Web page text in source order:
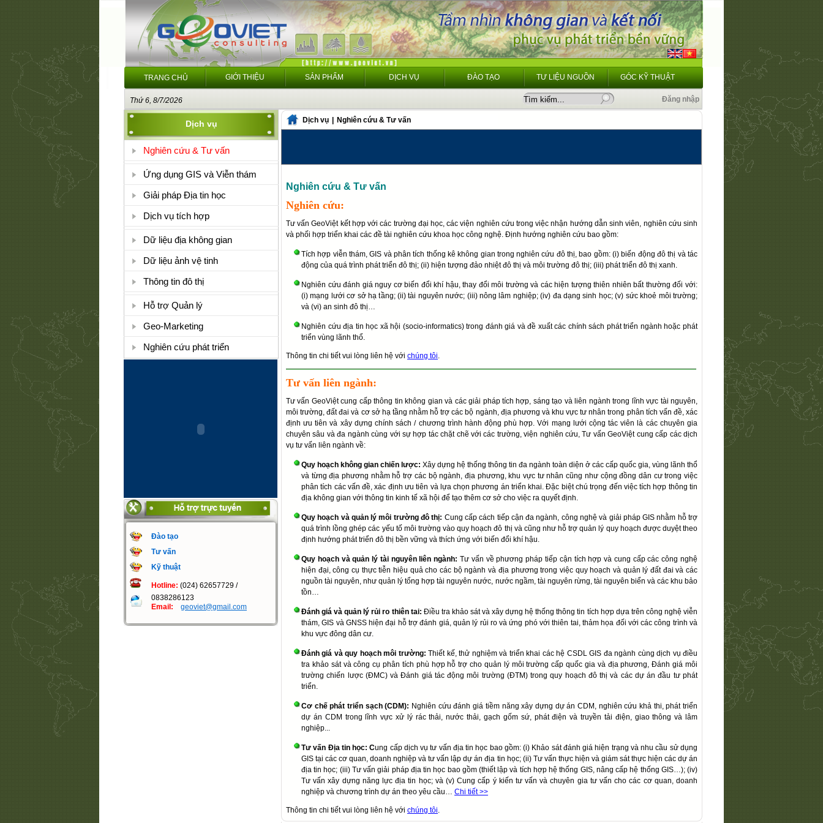
TRANG CHỦ GIỚI THIỆU SẢN PHẨM DỊCH VỤ ĐÀO TẠO TƯ LIỆU NGUỒN GÓC KỸ THUẬT
Thứ 6, 8/7/2026 Đăng nhập
Dịch vụ
Nghiên cứu & Tư vấn
Ứng dụng GIS và Viễn thám
Giải pháp Địa tin học
Dịch vụ tích hợp
Dữ liệu địa không gian
Dữ liệu ảnh vệ tinh
Thông tin đô thị
Hỗ trợ Quản lý
Geo-Marketing
Nghiên cứu phát triển
Đào tạo
Tư vấn
Kỹ thuật
Hotline: (024) 62657729 /
0838286123
Email: geoviet@gmail.com
Dịch vụ Nghiên cứu & Tư vấn
Nghiên cứu & Tư vấn
Nghiên cứu:
Tư vấn GeoViệt kết hợp với các trường đại học, các viện nghiên cứu trong việc nhận hướng dẫn sinh viên, nghiên cứu sinh
và phối hợp triển khai các đề tài nghiên cứu khoa học công nghệ. Định hướng nghiên cứu bao gồm:
Tích hợp viễn thám, GIS và phân tích thống kê không gian trong nghiên cứu đô thị, bao gồm: (i) biến động đô thị và tác
động của quá trình phát triển đô thị; (ii) hiện tượng đảo nhiệt đô thị và môi trường đô thị; (iii) phát triển đô thị xanh.
Nghiên cứu đánh giá nguy cơ biến đổi khí hậu, thay đổi môi trường và các hiện tượng thiên nhiên bất thường đối với:
(i) mạng lưới cơ sở hạ tầng; (ii) tài nguyên nước; (iii) nông lâm nghiệp; (iv) đa dạng sinh học; (v) sức khoẻ môi trường;
và (vi) an sinh đô thị…
Nghiên cứu địa tin học xã hội (socio-informatics) trong đánh giá và đề xuất các chính sách phát triển ngành hoặc phát
triển vùng lãnh thổ.
Thông tin chi tiết vui lòng liên hệ với chúng tôi.
Tư vấn liên ngành:
Tư vấn GeoViệt cung cấp thông tin không gian và các giải pháp tích hợp, sáng tạo và liên ngành trong lĩnh vực tài nguyên,
môi trường, đất đai và cơ sở hạ tầng nhằm hỗ trợ các bộ ngành, địa phương và khu vực tư nhân trong phân tích vấn đề, xác
định ưu tiên và xây dựng chính sách / chương trình hành động phù hợp. Với mạng lưới cộng tác viên là các chuyên gia
chuyên sâu và đa ngành cùng với sự hợp tác chặt chẽ với các trường, viện nghiên cứu, Tư vấn GeoViệt cung cấp các dịch
vụ tư vấn liên ngành về:
Quy hoạch không gian chiến lược: Xây dựng hệ thống thông tin đa ngành toàn diện ở các cấp quốc gia, vùng lãnh thổ
và từng địa phương nhằm hỗ trợ các bộ ngành, địa phương, khu vực tư nhân cũng như cộng đồng dân cư trong việc
phân tích các vấn đề, xác định ưu tiên và lựa chọn phương án triển khai. Đặc biệt chú trọng đến việc tích hợp thông tin
địa không gian với thông tin kinh tế xã hội để tạo thêm cơ sở cho việc ra quyết định.
Quy hoạch và quản lý môi trường đô thị: Cung cấp cách tiếp cận đa ngành, công nghệ và giải pháp GIS nhằm hỗ trợ
quá trình lồng ghép các yếu tố môi trường vào quy hoạch đô thị và cũng như hỗ trợ quản lý quy hoạch được duyệt theo
định hướng phát triển đô thị bền vững và thích ứng với biến đổi khí hậu.
Quy hoạch và quản lý tài nguyên liên ngành: Tư vấn về phương pháp tiếp cận tích hợp và cung cấp các công nghệ
hiện đại, công cụ thực tiễn hiệu quả cho các bộ ngành và địa phương trong việc quy hoạch và quản lý đất đai và các
nguồn tài nguyên, như quản lý tổng hợp tài nguyên nước, nước ngầm, tài nguyên rừng, tài nguyên biển và các khu bảo
tồn…
Đánh giá và quản lý rủi ro thiên tai: Điều tra khảo sát và xây dựng hệ thống thông tin tích hợp dựa trên công nghệ viễn
thám, GIS và GNSS hiện đại hỗ trợ đánh giá, quản lý rủi ro và ứng phó với thiên tai, thảm họa đối với các công trình và
khu vực đông dân cư.
Đánh giá và quy hoạch môi trường: Thiết kế, thử nghiệm và triển khai các hệ CSDL GIS đa ngành cùng dịch vụ điều
tra khảo sát và công cụ phân tích phù hợp hỗ trợ cho quản lý môi trường cấp quốc gia và địa phương, Đánh giá môi
trường chiến lược (ĐMC) và Đánh giá tác động môi trường (ĐTM) trong quy hoạch đô thị và các dự án đầu tư phát
triển.
Cơ chế phát triển sạch (CDM): Nghiên cứu đánh giá tiềm năng xây dựng dự án CDM, nghiên cứu khả thi, phát triển
dự án CDM trong lĩnh vực xử lý rác thải, nước thải, gạch gốm sứ, phát điện và truyền tải điện, giao thông và lâm
nghiệp...
Tư vấn Địa tin học: Cung cấp dịch vụ tư vấn địa tin học bao gồm: (i) Khảo sát đánh giá hiện trạng và nhu cầu sử dụng
GIS tại các cơ quan, doanh nghiệp và tư vấn lập dự án địa tin học; (ii) Tư vấn thực hiện và giám sát thực hiện các dự án
địa tin học; (iii) Tư vấn giải pháp địa tin học bao gồm (thiết lập và tích hợp hệ thống GIS, nâng cấp hệ thống GIS…); (iv)
Tư vấn xây dựng năng lực địa tin học; và (v) Cung cấp ý kiến tư vấn và chuyên gia tư vấn cho các cơ quan, doanh
nghiệp và chương trình dự án theo yêu cầu… Chi tiết >>
Thông tin chi tiết vui lòng liên hệ với chúng tôi.